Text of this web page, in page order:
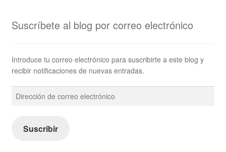
Suscríbete al blog por correo electrónico
Introduce tu correo electrónico para suscribirte a este blog y
recibir notificaciones de nuevas entradas.
de
electrónico
Suscribir